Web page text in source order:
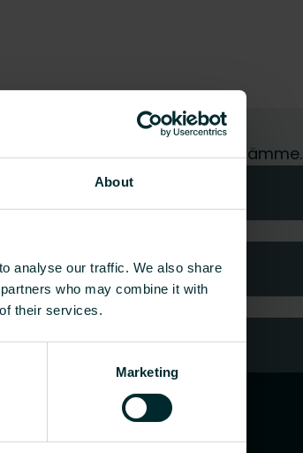
About
analyse our traffic. We also share
who may combine it with
their services.
Marketing
hoidamme pyyntösi mielellämme.